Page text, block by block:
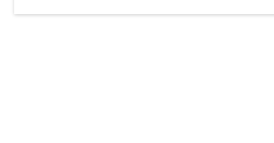
Der Weinbau dominert heute nicht mehr,